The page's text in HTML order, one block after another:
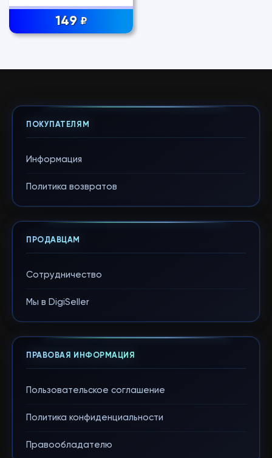
149 ₽
ПОКУПАТЕЛЯМ
Информация
Политика возвратов
ПРОДАВЦАМ
Сотрудничество
Мы в DigiSeller
ПРАВОВАЯ ИНФОРМАЦИЯ
Пользовательское соглашение
Политика конфиденциальности
Правообладателю